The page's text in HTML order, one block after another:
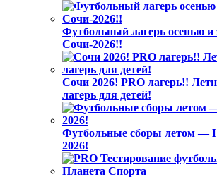
Футбольный лагерь осенью и
Сочи-2026!!
Сочи 2026! PRO лагерь!!
лагерь для детей!
Футбольные сборы летом —
2026!